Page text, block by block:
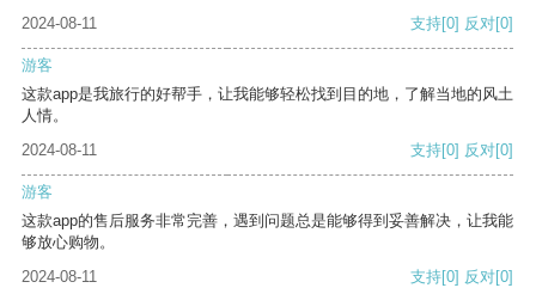
2024-08-11
支持[0] 反对[0]
游客
这款app是我旅行的好帮手，让我能够轻松找到目的地，了解当地的风土
人情。
2024-08-11
支持[0] 反对[0]
游客
这款app的售后服务非常完善，遇到问题总是能够得到妥善解决，让我能
够放心购物。
2024-08-11
支持[0] 反对[0]